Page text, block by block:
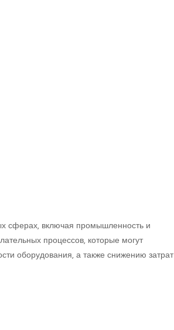
сферах, включая промышленность и
процессов, которые могут
оборудования, а также снижению затрат